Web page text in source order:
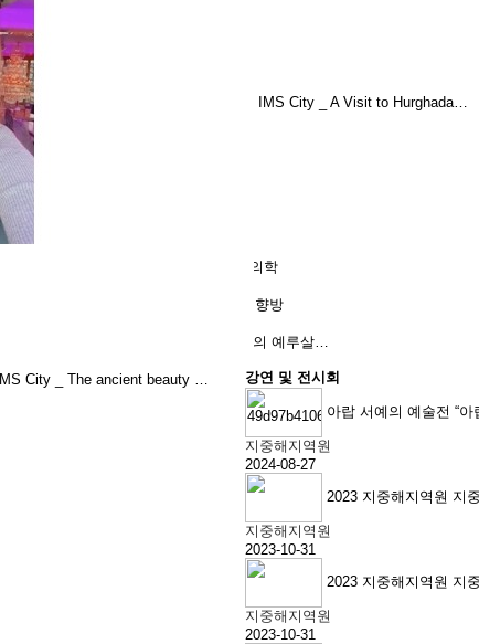
IMS Focus_지중해의 낭만과 서구 근대의학
IMS Focus _ 이스라엘-하마스 전쟁의 향방
IMS Focus _ 데이터 분석 기반의 한국의 예루살…
IMS City _ A Visit to Hurghada…
IMS City _ The ancient beauty …
강연 및 전시회
아랍 서예의 예술전 “
지중해지역원
2024-08-27
2023 지중해지역원 지
지중해지역원
2023-10-31
2023 지중해지역원 지
지중해지역원
2023-10-31